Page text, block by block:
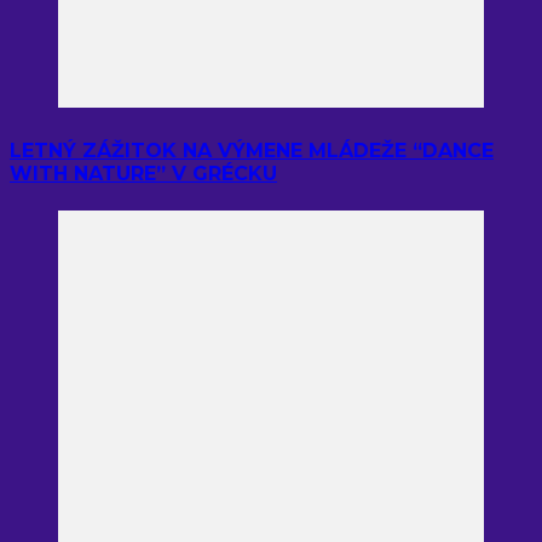
LETNÝ ZÁŽITOK NA VÝMENE MLÁDEŽE “DANCE
WITH NATURE” V GRÉCKU